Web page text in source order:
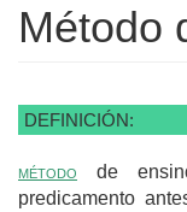
Método
DEFINICIÓN:
método de
predicamento